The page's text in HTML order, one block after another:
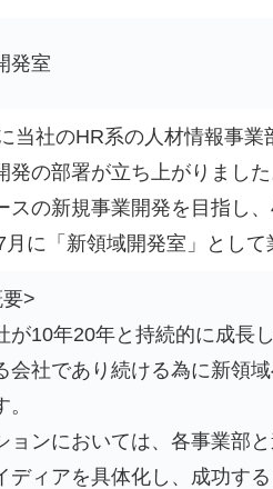
発室
当社のHR系の人材情報事
発の部署が立ち上がりまし
スの新規事業開発を目指し
月に「新領域開発室」とし
>
が10年20年と持続的に成長
会社であり続ける為に新領
ョンにおいては、各事業部
ディアを具体化し、成功す